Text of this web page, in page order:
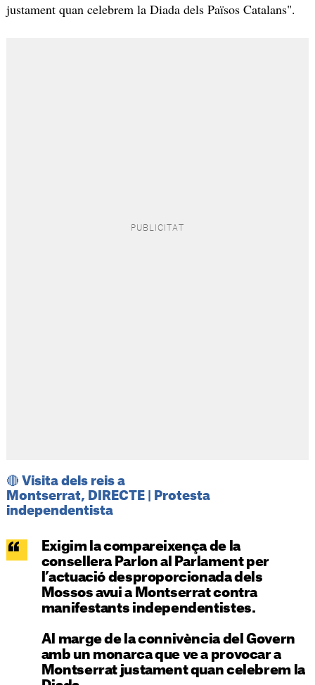
justament quan celebrem la Diada dels Països Catalans".
🔴 Visita dels reis a
Montserrat, DIRECTE | Protesta
independentista
Exigim la compareixença de la
consellera Parlon al Parlament per
l’actuació desproporcionada dels
Mossos avui a Montserrat contra
manifestants independentistes.
Al marge de la connivència del Govern
amb un monarca que ve a provocar a
Montserrat justament quan celebrem la